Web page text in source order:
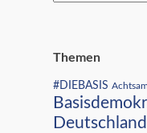
Themen
#DIEBASIS
Deutschland